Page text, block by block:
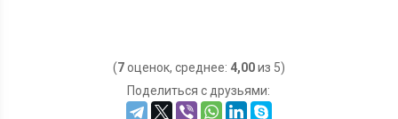
(7оценок, среднее: 4,00из 5)
Поделиться с друзьями: